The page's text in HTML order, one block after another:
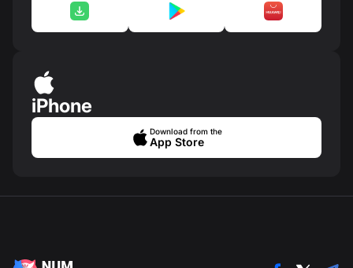
iPhone
Download from the
App Store